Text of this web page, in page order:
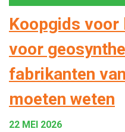
Koopgids voor
voor
fabrikanten
moeten weten
22 MEI 2026